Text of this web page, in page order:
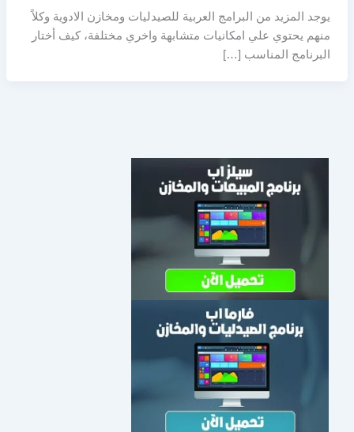
يوجد المزيد من البرامج العربية للصيدليات ومخازن الادوية وكلاً
منهم يحتوي علي امكانيات متشابهة واخري مختلفة، كيف أختار
البرنامج المناسب […]